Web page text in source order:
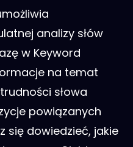
analizy słów
w Keyword
na temat
słowa
powiązanych
się dowiedzieć, jakie